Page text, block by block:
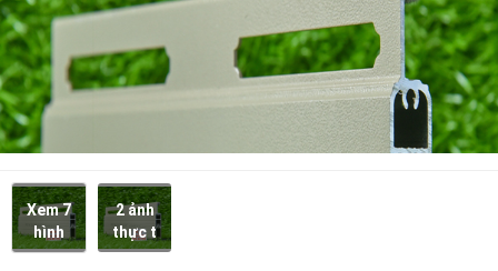
Xem 7
hình
2 ảnh
thực t